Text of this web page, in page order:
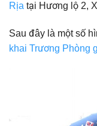
Rịa tại Hương lộ 2,
Sau đây là một số
khai Trương Phòng